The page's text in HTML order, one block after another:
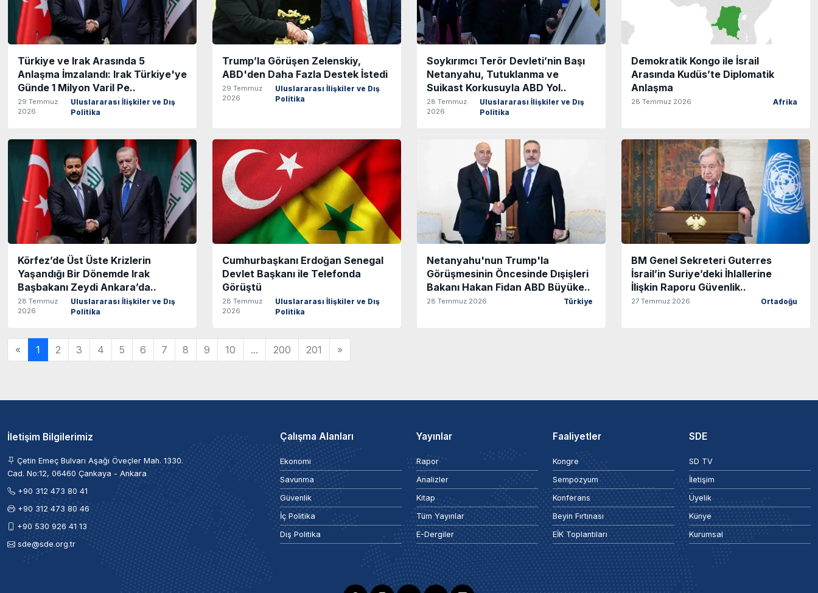
Türkiye ve Irak Arasında 5
Anlaşma İmzalandı: Irak Türkiye'ye
Günde 1 Milyon Varil Pe..
29 Temmuz
2026
Uluslararası İlişkiler ve Dış
Politika
Trump’la Görüşen Zelenskiy,
ABD'den Daha Fazla Destek İstedi
29 Temmuz
2026
Uluslararası İlişkiler ve Dış
Politika
Soykırımcı Terör Devleti’nin Başı
Netanyahu, Tutuklanma ve
Suikast Korkusuyla ABD Yol..
28 Temmuz
2026
Uluslararası İlişkiler ve Dış
Politika
Demokratik Kongo ile İsrail
Arasında Kudüs’te Diplomatik
Anlaşma
28 Temmuz 2026 Afrika
Körfez’de Üst Üste Krizlerin
Yaşandığı Bir Dönemde Irak
Başbakanı Zeydi Ankara’da..
28 Temmuz
2026
Uluslararası İlişkiler ve Dış
Politika
Cumhurbaşkanı Erdoğan Senegal
Devlet Başkanı ile Telefonda
Görüştü
28 Temmuz
2026
Uluslararası İlişkiler ve Dış
Politika
Netanyahu'nun Trump'la
Görüşmesinin Öncesinde Dışişleri
Bakanı Hakan Fidan ABD Büyüke..
28 Temmuz 2026 Türkiye
BM Genel Sekreteri Guterres
İsrail’in Suriye’deki İhlallerine
İlişkin Raporu Güvenlik..
27 Temmuz 2026 Ortadoğu
« 1 2 3 4 5 6 7 8 9 10 ... 200 201 »
İletişim Bilgilerimiz
Çetin Emeç Bulvarı Aşağı Öveçler Mah. 1330.
Cad. No:12, 06460 Çankaya - Ankara
+90 312 473 80 41
+90 312 473 80 46
+90 530 926 41 13
sde@sde.org.tr
Çalışma Alanları
Ekonomi
Savunma
Güvenlik
İç Politika
Dış Politika
Yayınlar
Rapor
Analizler
Kitap
Tüm Yayınlar
E-Dergiler
Faaliyetler
Kongre
Sempozyum
Konferans
Beyin Fırtınası
EİK Toplantıları
SDE
SD TV
İletişim
Üyelik
Künye
Kurumsal